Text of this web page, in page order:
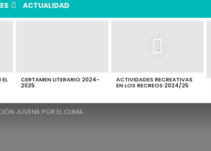
ACTUALIDAD
EL CERTAMEN LITERARIO 2024-
2025
5
ACTIVIDADES RECREATIVAS
EN LOS RECREOS 2024/25
JUVENIL POR EL CLIMA